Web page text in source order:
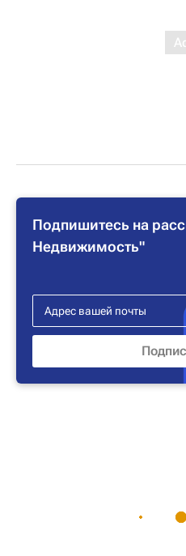
Подпишитесь на
Недвижимость"